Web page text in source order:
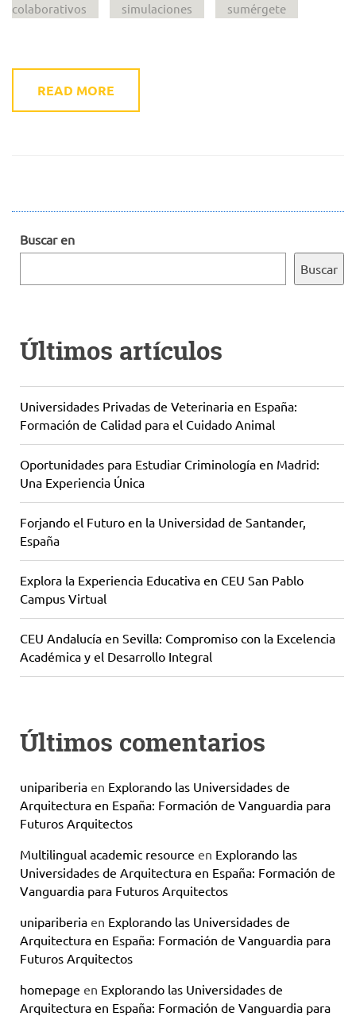
colaborativos simulaciones sumérgete
READ MORE
Buscar en
Buscar
Últimos artículos
Universidades Privadas de Veterinaria en España:
Formación de Calidad para el Cuidado Animal
Oportunidades para Estudiar Criminología en Madrid:
Una Experiencia Única
Forjando el Futuro en la Universidad de Santander,
España
Explora la Experiencia Educativa en CEU San Pablo
Campus Virtual
CEU Andalucía en Sevilla: Compromiso con la Excelencia
Académica y el Desarrollo Integral
Últimos comentarios
unipariberia en Explorando las Universidades de
Arquitectura en España: Formación de Vanguardia para
Futuros Arquitectos
Multilingual academic resource en Explorando las
Universidades de Arquitectura en España: Formación de
Vanguardia para Futuros Arquitectos
unipariberia en Explorando las Universidades de
Arquitectura en España: Formación de Vanguardia para
Futuros Arquitectos
homepage en Explorando las Universidades de
Arquitectura en España: Formación de Vanguardia para